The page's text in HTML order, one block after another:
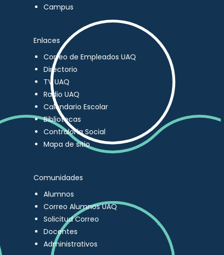
Campus
Enlaces
Correo de Empleados UAQ
Directorio
TV UAQ
Radio UAQ
Calendario Escolar
Bibliotecas
Contraloría Social
Mapa de sitio
Comunidades
Alumnos
Correo Alumnos UAQ
Solicitud Correo
Docentes
Administrativos